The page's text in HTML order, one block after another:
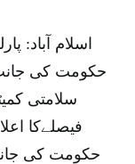
اسلام آباد:
حکومت کی جانب
سلامتی
حکومت کی